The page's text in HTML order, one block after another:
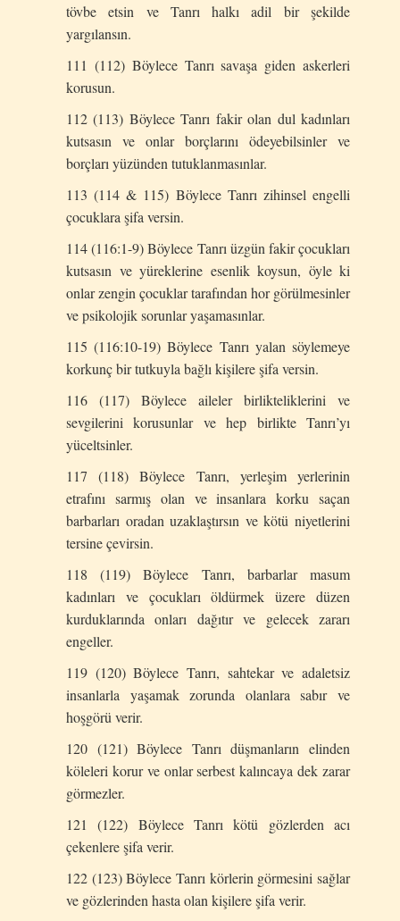
tövbe etsin ve Tanrı halkı adil bir şekilde
yargılansın.
111 (112) Böylece Tanrı savaşa giden askerleri
korusun.
112 (113) Böylece Tanrı fakir olan dul kadınları
kutsasın ve onlar borçlarını ödeyebilsinler ve
borçları yüzünden tutuklanmasınlar.
113 (114 & 115) Böylece Tanrı zihinsel engelli
çocuklara şifa versin.
114 (116:1-9) Böylece Tanrı üzgün fakir çocukları
kutsasın ve yüreklerine esenlik koysun, öyle ki
onlar zengin çocuklar tarafından hor görülmesinler
ve psikolojik sorunlar yaşamasınlar.
115 (116:10-19) Böylece Tanrı yalan söylemeye
korkunç bir tutkuyla bağlı kişilere şifa versin.
116 (117) Böylece aileler birlikteliklerini ve
sevgilerini korusunlar ve hep birlikte Tanrı’yı
yüceltsinler.
117 (118) Böylece Tanrı, yerleşim yerlerinin
etrafını sarmış olan ve insanlara korku saçan
barbarları oradan uzaklaştırsın ve kötü niyetlerini
tersine çevirsin.
118 (119) Böylece Tanrı, barbarlar masum
kadınları ve çocukları öldürmek üzere düzen
kurduklarında onları dağıtır ve gelecek zararı
engeller.
119 (120) Böylece Tanrı, sahtekar ve adaletsiz
insanlarla yaşamak zorunda olanlara sabır ve
hoşgörü verir.
120 (121) Böylece Tanrı düşmanların elinden
köleleri korur ve onlar serbest kalıncaya dek zarar
görmezler.
121 (122) Böylece Tanrı kötü gözlerden acı
çekenlere şifa verir.
122 (123) Böylece Tanrı körlerin görmesini sağlar
ve gözlerinden hasta olan kişilere şifa verir.